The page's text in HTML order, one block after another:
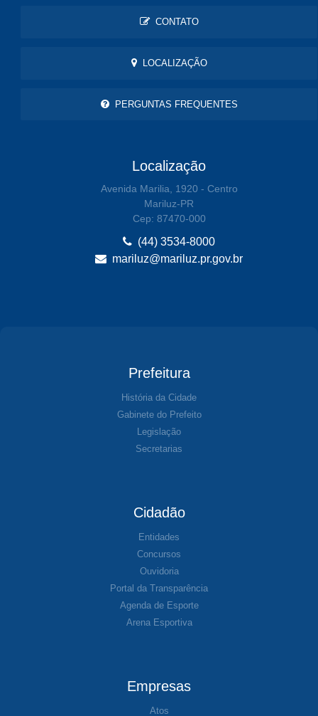
CONTATO
LOCALIZAÇÃO
PERGUNTAS FREQUENTES
Localização
Avenida Marilia, 1920 - Centro
Mariluz-PR
Cep: 87470-000
(44) 3534-8000
mariluz@mariluz.pr.gov.br
Prefeitura
História da Cidade
Gabinete do Prefeito
Legislação
Secretarias
Cidadão
Entidades
Concursos
Ouvidoria
Portal da Transparência
Agenda de Esporte
Arena Esportiva
Empresas
Atos